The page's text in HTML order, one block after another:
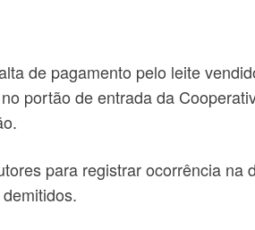
de pagamento pelo leite
portão de entrada da
para registrar ocorrência na